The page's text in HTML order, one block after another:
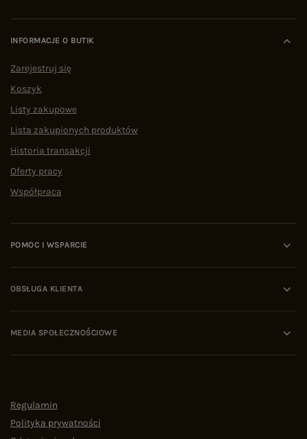
INFORMACJE O BUTIK
Zarejestruj się
Koszyk
Listy zakupowe
Lista zakupionych produktów
Historia transakcji
Oferty pracy
Współpraca
POMOC I WSPARCIE
OBSŁUGA KLIENTA
MEDIA SPOŁECZNOŚCIOWE
Regulamin
Polityka prywatności